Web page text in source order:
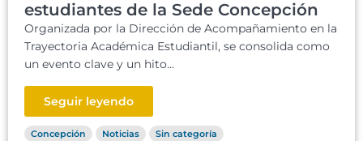
estudiantes de la Sede Concepción
Organizada por la Dirección de Acompañamiento en la
Trayectoria Académica Estudiantil, se consolida como
un evento clave y un hito...
Seguir leyendo
Concepción Noticias Sin categoría